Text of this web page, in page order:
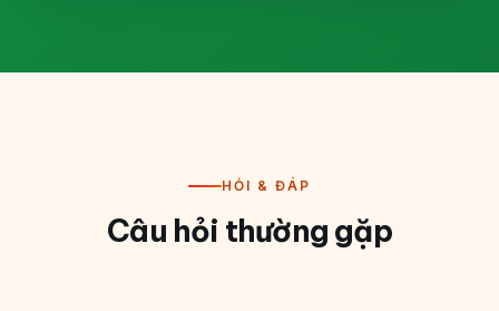
HỎI & ĐÁP
Câu hỏi thường gặp